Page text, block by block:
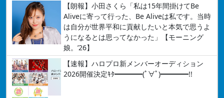
【朗報】小田さくら「私は15年間掛けてBe
Aliveに寄って行った、Be Aliveは私です。当時
は自分が世界平和に貢献したいと本気で思うよ
うになるとは思ってなかった」【モーニング
娘。’26】
【速報】ハロプロ新メンバーオーディション
2026開催決定ｷﾀ━━━━(ﾟ∀ﾟ)━━━━!!